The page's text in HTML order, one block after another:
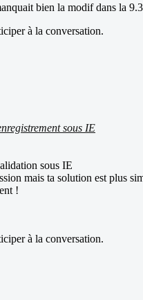
bien la modif dans la
à la conversation.
sous IE
sous IE
mais ta solution est plus
!
à la conversation.